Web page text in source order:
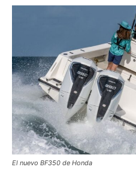
El nuevo BF350 de Honda